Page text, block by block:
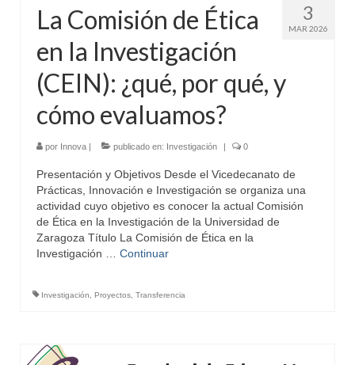
3
MAR 2026
La Comisión de Ética
en la Investigación
(CEIN): ¿qué, por qué, y
cómo evaluamos?
por Innova | publicado en: Investigación | 0
Presentación y Objetivos Desde el Vicedecanato de
Prácticas, Innovación e Investigación se organiza una
actividad cuyo objetivo es conocer la actual Comisión
de Ética en la Investigación de la Universidad de
Zaragoza Título La Comisión de Ética en la
Investigación … Continuar
Investigación Proyectos Transferencia